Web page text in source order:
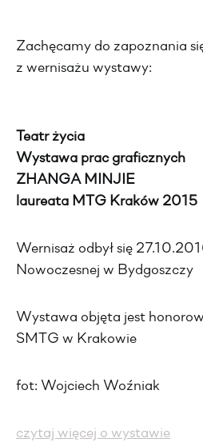
Zachęcamy do zapoznania
z wernisażu wystawy:
Teatr życia
Wystawa prac graficznych
ZHANGA MINJIE
laureata MTG Kraków 2015
Wernisaż odbył się
Nowoczesnej w Bydgoszczy
Wystawa objęta jest
SMTG w Krakowie
fot: Wojciech Woźniak
czytaj więcej o wystawie